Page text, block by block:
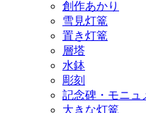
創作あかり
雪見灯篭
置き灯篭
層塔
水鉢
彫刻
記念碑・モニュ
大きな灯篭